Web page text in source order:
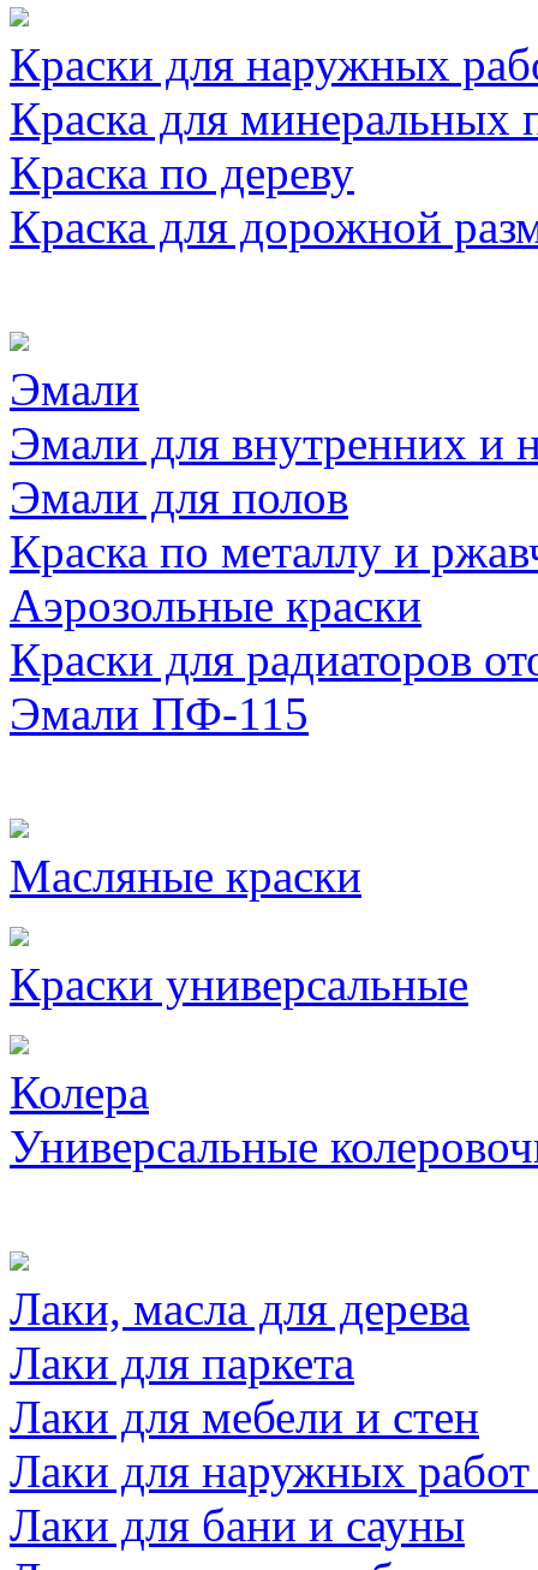
Краски для наружных
Краска для минеральных
Краска по дереву
Краска для дорожной
Эмали
Эмали для внутренних и
Эмали для полов
Краска по металлу и
Аэрозольные краски
Краски для радиаторов
Эмали ПФ-115
Масляные краски
Краски универсальные
Колера
Универсальные
Лаки, масла для дерева
Лаки для паркета
Лаки для мебели и стен
Лаки для наружных
Лаки для бани и сауны